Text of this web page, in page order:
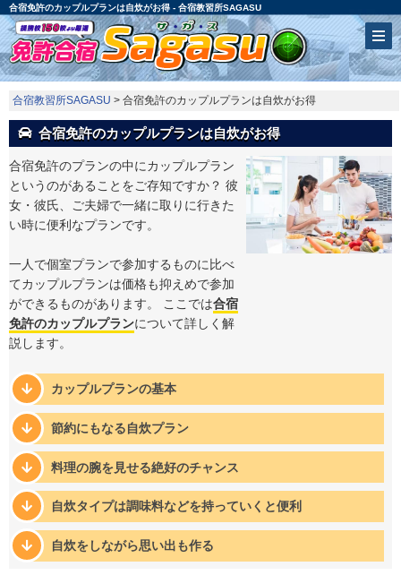
合宿免許のカップルプランは自炊がお得 - 合宿教習所SAGASU
合宿教習所SAGASU > 合宿免許のカップルプランは自炊がお得
合宿免許のカップルプランは自炊がお得
合宿免許のプランの中にカップルプラン
というのがあることをご存知ですか？ 彼
女・彼氏、ご夫婦で一緒に取りに行きた
い時に便利なプランです。
一人で個室プランで参加するものに比べ
てカップルプランは価格も抑えめで参加
ができるものがあります。 ここでは合宿
免許のカップルプランについて詳しく解
説します。
カップルプランの基本
節約にもなる自炊プラン
料理の腕を見せる絶好のチャンス
自炊タイプは調味料などを持っていくと便利
自炊をしながら思い出も作る